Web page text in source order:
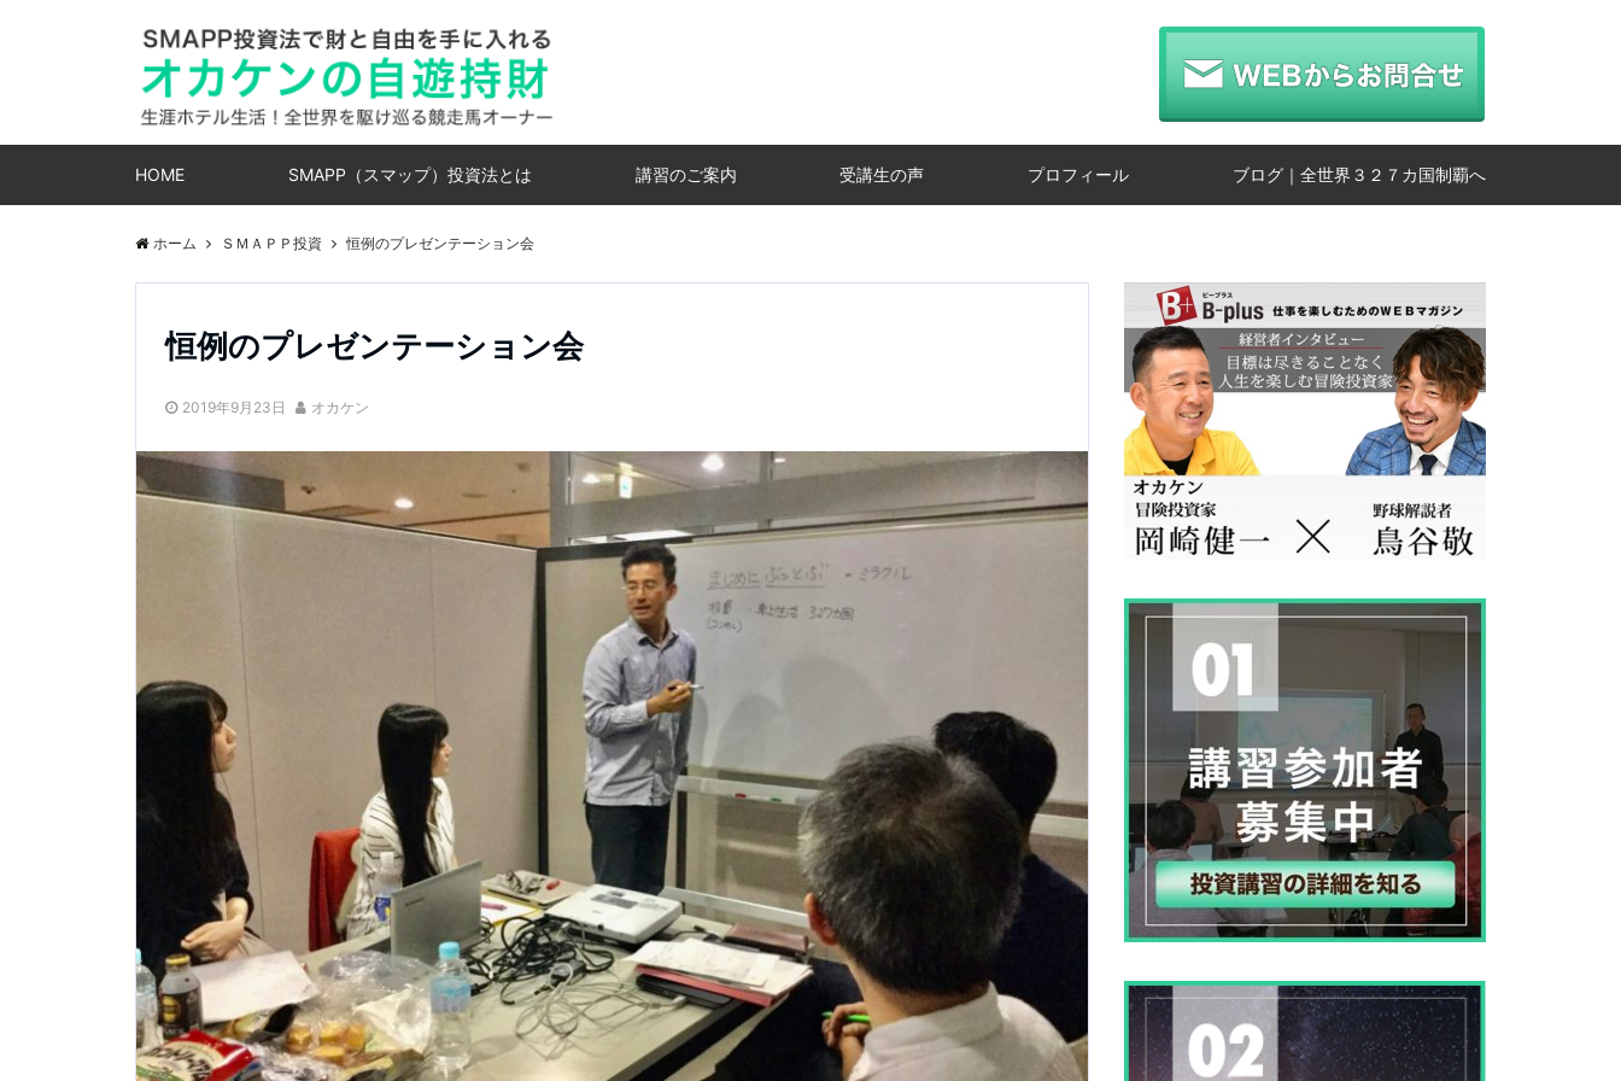
HOME SMAPP（スマップ）投資法とは 講習のご案内 受講生の声 プロフィール ブログ｜全世界３２７カ国制覇へ
ホーム ＳＭＡＰＰ投資 恒例のプレゼンテーション会
恒例のプレゼンテーション会
2019年9月23日 オカケン